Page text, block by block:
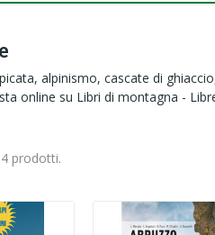
alpinismo, cascate di
online su Libri di montagna -
prodotti.